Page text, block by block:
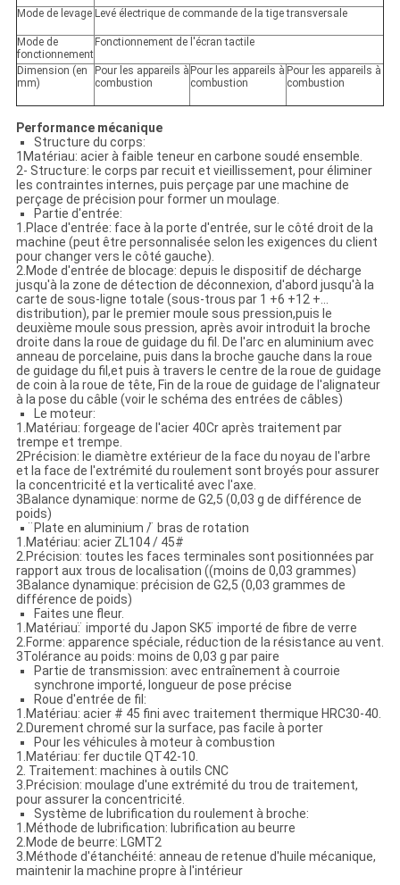
Mode de levage Levé électrique de commande de la tige transversale
Mode de
fonctionnement
Fonctionnement de l'écran tactile
Dimension (en
mm)
Pour les appareils à
combustion
Pour les appareils à
combustion
Pour les appareils à
combustion
Performance mécanique
Structure du corps:
1Matériau: acier à faible teneur en carbone soudé ensemble.
2- Structure: le corps par recuit et vieillissement, pour éliminer
les contraintes internes, puis perçage par une machine de
perçage de précision pour former un moulage.
Partie d'entrée:
1.Place d'entrée: face à la porte d'entrée, sur le côté droit de la
machine (peut être personnalisée selon les exigences du client
pour changer vers le côté gauche).
2.Mode d'entrée de blocage: depuis le dispositif de décharge
jusqu'à la zone de détection de déconnexion, d'abord jusqu'à la
carte de sous-ligne totale (sous-trous par 1 +6 +12 +...
distribution), par le premier moule sous pression,puis le
deuxième moule sous pression, après avoir introduit la broche
droite dans la roue de guidage du fil. De l'arc en aluminium avec
anneau de porcelaine, puis dans la broche gauche dans la roue
de guidage du fil,et puis à travers le centre de la roue de guidage
de coin à la roue de tête, Fin de la roue de guidage de l'alignateur
à la pose du câble (voir le schéma des entrées de câbles)
Le moteur:
1.Matériau: forgeage de l'acier 40Cr après traitement par
trempe et trempe.
2Précision: le diamètre extérieur de la face du noyau de l'arbre
et la face de l'extrémité du roulement sont broyés pour assurer
la concentricité et la verticalité avec l'axe.
3Balance dynamique: norme de G2,5 (0,03 g de différence de
poids)
̈Plate en aluminium / ̈ bras de rotation
1.Matériau: acier ZL104 / 45#
2.Précision: toutes les faces terminales sont positionnées par
rapport aux trous de localisation ((moins de 0,03 grammes)
3Balance dynamique: précision de G2,5 (0,03 grammes de
différence de poids)
Faites une fleur.
1.Matériau: ̈ importé du Japon SK5 ̈ importé de fibre de verre
2.Forme: apparence spéciale, réduction de la résistance au vent.
3Tolérance au poids: moins de 0,03 g par paire
Partie de transmission: avec entraînement à courroie
synchrone importé, longueur de pose précise
Roue d'entrée de fil:
1.Matériau: acier # 45 fini avec traitement thermique HRC30-40.
2.Durement chromé sur la surface, pas facile à porter
Pour les véhicules à moteur à combustion
1.Matériau: fer ductile QT42-10.
2. Traitement: machines à outils CNC
3.Précision: moulage d'une extrémité du trou de traitement,
pour assurer la concentricité.
Système de lubrification du roulement à broche:
1.Méthode de lubrification: lubrification au beurre
2.Mode de beurre: LGMT2
3.Méthode d'étanchéité: anneau de retenue d'huile mécanique,
maintenir la machine propre à l'intérieur